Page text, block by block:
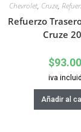
Chevrolet, Cruze,
Refuerzo
Cruze
$
iva
Añadir al